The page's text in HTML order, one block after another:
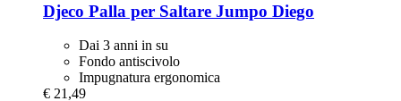
Djeco Palla per Saltare Jumpo Diego
Dai 3 anni in su
Fondo antiscivolo
Impugnatura ergonomica
€ 21,49